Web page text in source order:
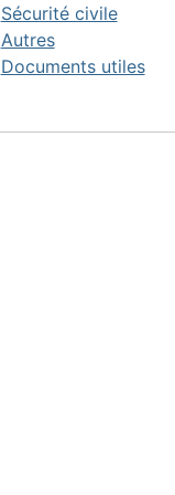
Sécurité civile
Autres
Documents utiles